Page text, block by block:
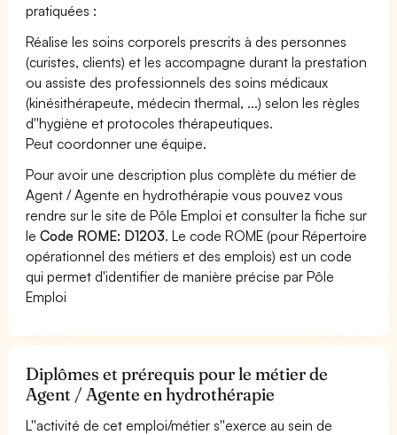
pratiquées :
Réalise les soins corporels prescrits à des personnes
(curistes, clients) et les accompagne durant la prestation
ou assiste des professionnels des soins médicaux
(kinésithérapeute, médecin thermal, ...) selon les règles
d''hygiène et protocoles thérapeutiques.
Peut coordonner une équipe.
Pour avoir une description plus complète du métier de
Agent / Agente en hydrothérapie vous pouvez vous
rendre sur le site de Pôle Emploi et consulter la fiche sur
leCode ROME: D1203. Le code ROME (pour Répertoire
opérationnel des métiers et des emplois) est un code
qui permet d'identifier de manière précise par Pôle
Emploi
Diplômes et prérequis pour le métier de
Agent / Agente en hydrothérapie
L''activité de cet emploi/métier s''exerce au sein de